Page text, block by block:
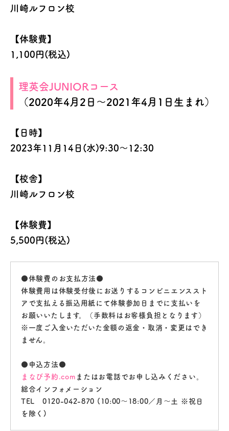
川崎ルフロン校
【体験費】
1,100円(税込)
理英会JUNIORコース
（2020年4月2日～2021年4月1日生まれ）
【日時】
2023年11月14日(水)9:30～12:30
【校舎】
川崎ルフロン校
【体験費】
5,500円(税込)
●体験費のお支払方法●
体験費用は体験受付後にお送りするコンビニエンススト
アで支払える振込用紙にて体験参加日までに支払いを
お願いいたします。（手数料はお客様負担となります）
※一度ご入金いただいた金額の返金・取消・変更はでき
ません。
●申込方法●
まなび予約.com またはお電話でお申し込みください。
総合インフォメーション
TEL 0120-042-870 (10:00～18:00／月～土 ※祝日
を除く)